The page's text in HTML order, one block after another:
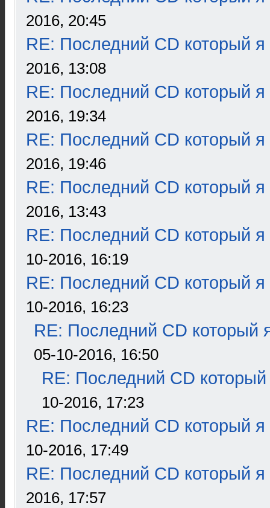
2016, 20:45
RE: Последний CD который я
2016, 13:08
RE: Последний CD который я
2016, 19:34
RE: Последний CD который я
2016, 19:46
RE: Последний CD который я
2016, 13:43
RE: Последний CD который я
10-2016, 16:19
RE: Последний CD который я
10-2016, 16:23
RE: Последний CD который
05-10-2016, 16:50
RE: Последний CD который
10-2016, 17:23
RE: Последний CD который я
10-2016, 17:49
RE: Последний CD который я
2016, 17:57